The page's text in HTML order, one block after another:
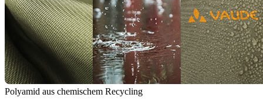
Polyamid aus chemischem Recycling